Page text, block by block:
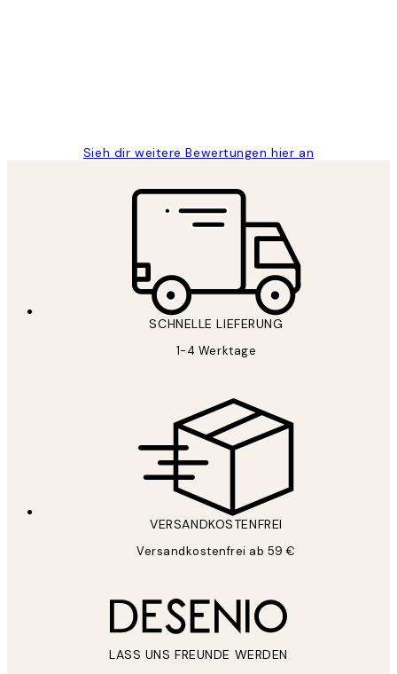
Sieh dir weitere Bewertungen hier an
SCHNELLE LIEFERUNG
1-4 Werktage
VERSANDKOSTENFREI
Versandkostenfrei ab 59 €
LASS UNS FREUNDE WERDEN